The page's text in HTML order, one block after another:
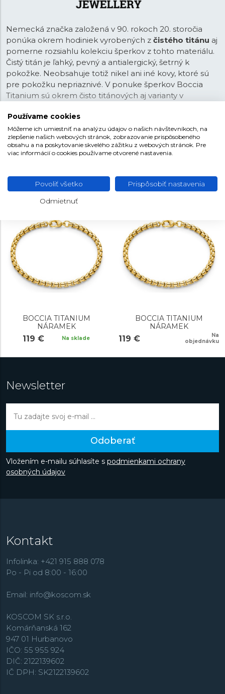
Nemecká značka založená v 90. rokoch 20. storočia
ponúka okrem hodiniek vyrobených z čistého titánu aj
pomerne rozsiahlu kolekciu šperkov z tohto materiálu.
Čistý titán je ľahký, pevný a antialergický, šetrný k
pokožke. Neobsahuje totiž nikel ani iné kovy, ktoré sú
pre pokožku nepriaznivé. V ponuke šperkov Boccia
Titanium sú okrem čisto titánových aj varianty v
Časť šperkov zdobia pravé ručne vsadené
Môžete si teda vybrať celý set šperkov, ktorý perfektne
doplnia hodinky Boccia Titanium.
Zobraziť viac
NAŠE ODPORÚČANIA
BOCCIA TITANIUM
NÁRAMEK
119 € Na sklade
BOCCIA TITANIUM
NÁRAMEK
119 €
Na
objednávku
Newsletter
Odoberať
Vložením e-mailu súhlasíte s podmienkami ochrany
osobných údajov
Kontakt
Infolinka: +421 915 888 078
Po - Pi od 8:00 - 16:00
Email: info@koscom.sk
KOSCOM SK s.r.o.
Komárňanská 162
947 01 Hurbanovo
IČO: 55 955 924
DIČ: 2122139602
IČ DPH: SK2122139602
Používame cookies
Môžeme ich umiestniť na analýzu údajov o našich návštevníkoch, na
zlepšenie našich webových stránok, zobrazovanie prispôsobeného
obsahu a na poskytovanie skvelého zážitku z webových stránok. Pre
viac informácií o cookies používame otvorené nastavenia.
Povoliť všetko Prispôsobiť nastavenia
Odmietnuť